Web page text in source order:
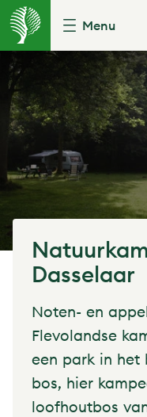
Menu
Dasselaar
Noten- en
Flevolandse
een park in het
bos, hier
loofhoutbos